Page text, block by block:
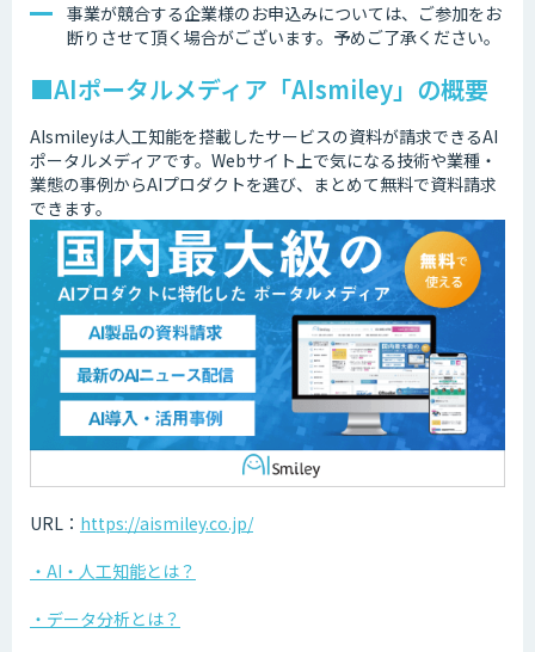
事業が競合する企業様のお申込みについては、ご参加をお
断りさせて頂く場合がございます。予めご了承ください。
■AIポータルメディア「AIsmiley」の概要
AIsmileyは人工知能を搭載したサービスの資料が請求できるAI
ポータルメディアです。Webサイト上で気になる技術や業種・
業態の事例からAIプロダクトを選び、まとめて無料で資料請求
できます。
URL： https://aismiley.co.jp/
・AI・人工知能とは？
・データ分析とは？